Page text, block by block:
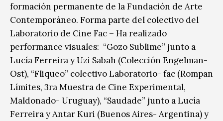
formación permanente de la Fundación de Arte
Contemporáneo. Forma parte del colectivo del
Laboratorio de Cine Fac – Ha realizado
performance visuales: “Gozo Sublime” junto a
Lucía Ferreira y Uzi Sabah (Colección Engelman-
Ost), “Fliqueo” colectivo Laboratorio- fac (Rompan
Límites, 3ra Muestra de Cine Experimental,
Maldonado- Uruguay), “Saudade” junto a Lucía
Ferreira y Antar Kuri (Buenos Aires- Argentina) y